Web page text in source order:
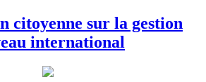
citoyenne sur la gestion
international